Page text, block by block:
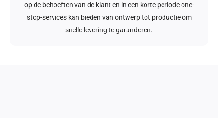
op de behoeften van de klant en in een korte periode one-
stop-services kan bieden van ontwerp tot productie om
snelle levering te garanderen.